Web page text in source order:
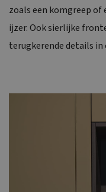
zoals een komgreep of
ijzer. Ook sierlijke
terugkerende details in